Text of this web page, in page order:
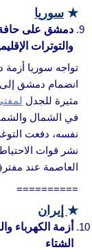
★ سوريا
دمشق على حافة
والتوترات
تواجه سوريا أزمة
انضمام دمشق
مثيرة للجدل
في الشمال
نفسه، دفعت
نشر قوات
العاصمة عند
==========
★ إيران
أزمة الكهرباء
الشتاء